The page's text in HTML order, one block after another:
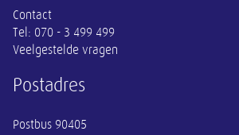
Contact
Tel: 070 - 3 499 499
Veelgestelde vragen
Postadres
Postbus 90405